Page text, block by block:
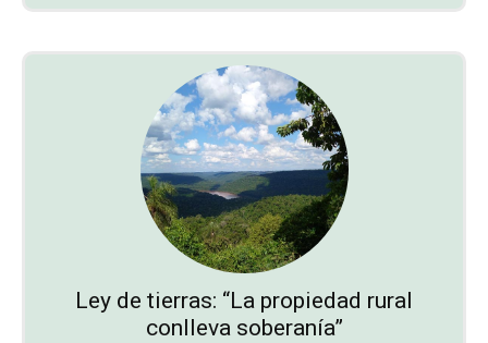
Ley de tierras: “La propiedad rural
conlleva soberanía”